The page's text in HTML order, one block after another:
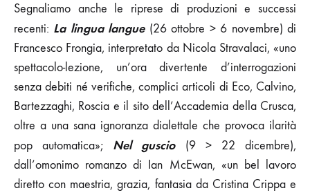
Segnaliamo anche le riprese di produzioni e successi
recenti: La lingua langue(26 ottobre > 6 novembre) di
Francesco Frongia, interpretato da Nicola Stravalaci, «uno
spettacolo-lezione, un’ora divertente d’interrogazioni
senza debiti né verifiche, complici articoli di Eco, Calvino,
Bartezzaghi, Roscia e il sito dell’Accademia della Crusca,
oltre a una sana ignoranza dialettale che provoca ilarità
pop automatica»; Nel guscio(9 > 22 dicembre),
dall’omonimo romanzo di Ian McEwan, «un bel lavoro
diretto con maestria, grazia, fantasia da Cristina Crippa e